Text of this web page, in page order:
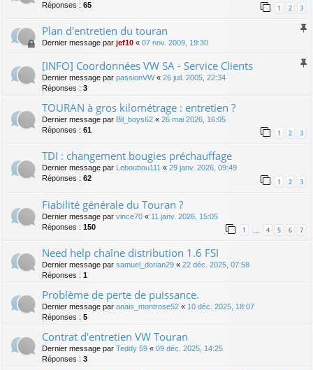
Réponses : 65 1 2 3
Plan d'entretien du touran
Dernier message par jef10 « 07 nov. 2009, 19:30
[INFO] Coordonnées VW SA - Service Clients
Dernier message par passionVW« 26 juil. 2005, 22:34
Réponses : 3
TOURAN à gros kilométrage : entretien ?
Dernier message par Bil_boys62 « 26 mai 2026, 16:05
Réponses : 61 1 2 3
TDI : changement bougies préchauffage
Dernier message par Leboubou111 « 29 janv. 2026, 09:49
Réponses : 62 1 2 3
Fiabilité générale du Touran ?
Dernier message par vince70 « 11 janv. 2026, 15:05
Réponses : 150 1 4 5 6 7
Need help chaîne distribution 1.6 FSI
Dernier message par samuel_dorian29 « 22 déc. 2025, 07:58
Réponses : 1
Problème de perte de puissance.
Dernier message par anais_montrose52 « 10 déc. 2025, 18:07
Réponses : 5
Contrat d'entretien VW Touran
Dernier message par Teddy 59 « 09 déc. 2025, 14:25
Réponses : 3